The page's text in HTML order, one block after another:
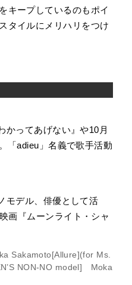
キープしているのもポイ
タイルにメリハリをつけ
かってあげない』や10月
「adieu」名義で歌手活動
モデル、俳優として活
画『ムーンライト・シャ
Sakamoto[Allure](for Ms.
NON-NO model] Moka